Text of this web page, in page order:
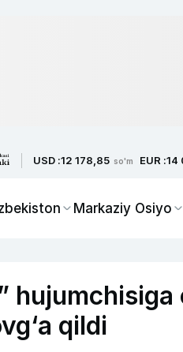
USD :12 178,85 so'm EUR :14
Markaziy Osiyo
qildi